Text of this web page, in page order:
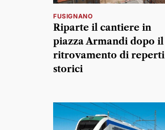
FUSIGNANO
Riparte il cantiere in
piazza Armandi dopo il
ritrovamento di reperti
storici